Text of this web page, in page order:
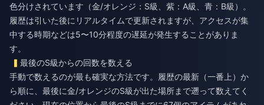
色分けされています（金/オレンジ：S級、紫：A級、青：B級）。
履歴は引いた後にリアルタイムで更新されますが、アクセスが集
中する時期などは5〜10分程度の遅延が発生することがありま
す。
最後のS級からの回数を数える
手動で数えるのが最も確実な方法です。履歴の最新（一番上）か
ら順に、最後に金/オレンジのS級が出た場所まで遡って数えてく